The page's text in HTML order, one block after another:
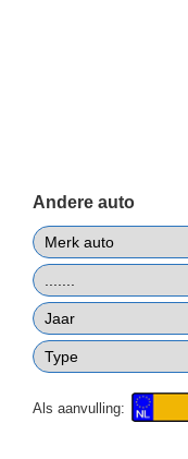
Andere auto
Als aanvulling: